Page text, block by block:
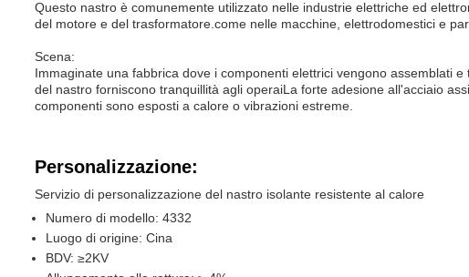
Questo nastro è comunemente utilizzato nelle industrie elettriche ed
del motore e del trasformatore.come nelle macchine, elettrodomestici e
Scena:
Immaginate una fabbrica dove i componenti elettrici vengono assemblati
del nastro forniscono tranquillità agli operaiLa forte adesione all'acciaio
componenti sono esposti a calore o vibrazioni estreme.
Personalizzazione:
Servizio di personalizzazione del nastro isolante resistente al calore
Numero di modello: 4332
Luogo di origine: Cina
BDV: ≥2KV